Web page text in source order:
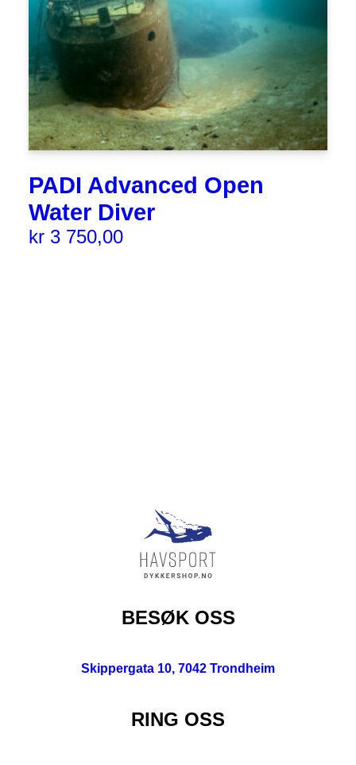
PADI Advanced Open
Water Diver
kr 3 750,00
BESØK OSS
Skippergata 10, 7042 Trondheim
RING OSS